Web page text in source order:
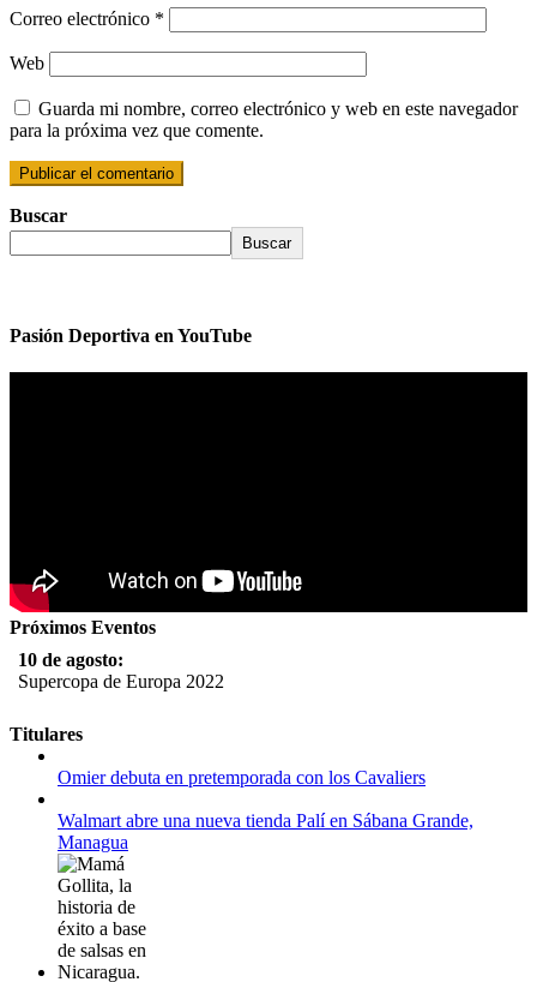
Correo electrónico *
Web
Guarda mi nombre, correo electrónico y web en este navegador
para la próxima vez que comente.
Buscar
Buscar
Pasión Deportiva en YouTube
Próximos Eventos
10 de agosto:
Supercopa de Europa 2022
11 al 21 de agosto:
Campeonato Europeo de Natación 2022
12 de agosto:
Empieza La Liga 2022-2023
Titulares
Omier debuta en pretemporada con los Cavaliers
Walmart abre una nueva tienda Palí en Sábana Grande,
Managua